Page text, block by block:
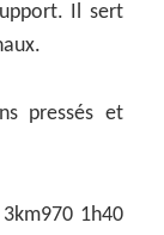
Il sert
pressés et
1h40